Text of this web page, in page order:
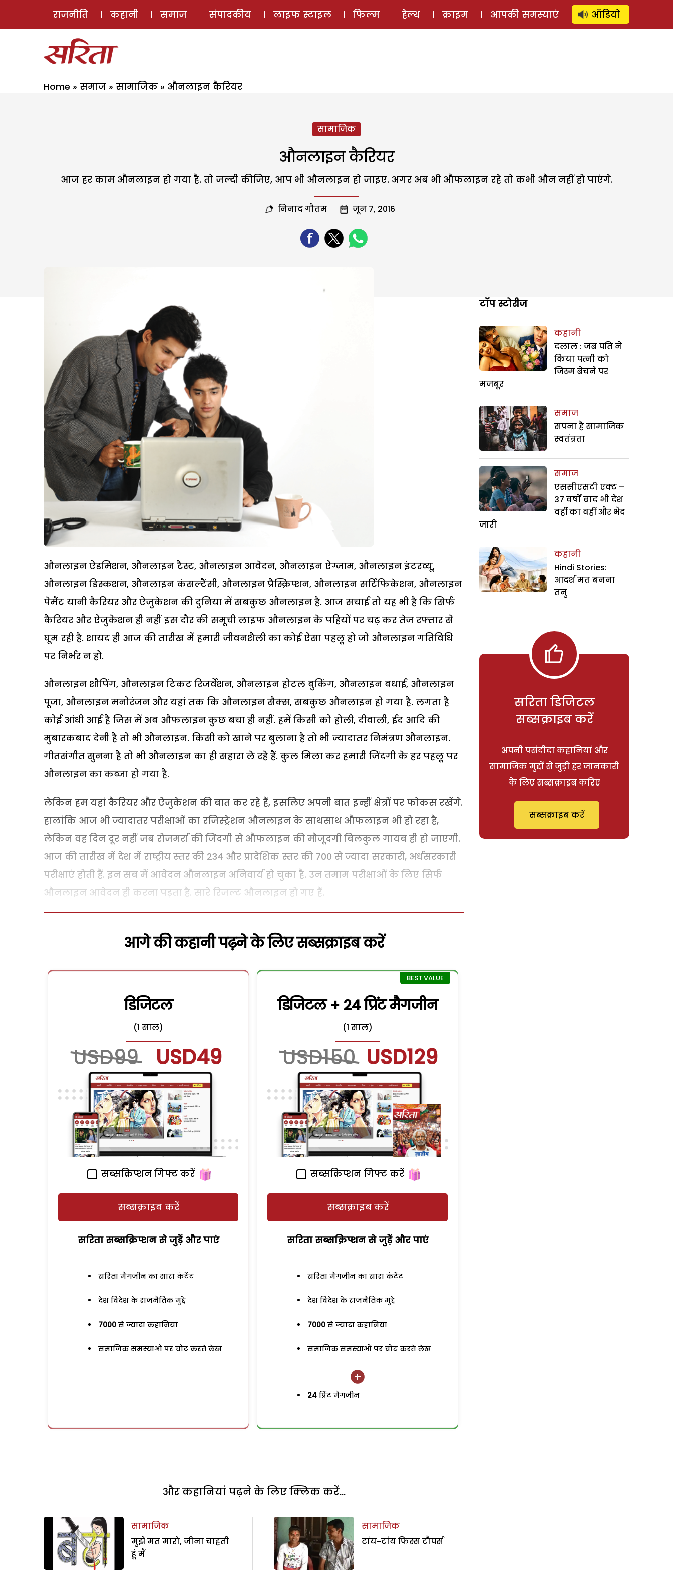
ई-मैगज़ीन ऑडियो स्टोरी लॉग इन ⚲ SUBSCRIBE
राजनीति कहानी समाज संपादकीय लाइफ स्टाइल फिल्म हेल्थ क्राइम आपकी समस्याएं ऑडियो
Home » समाज » सामाजिक » औनलाइन कैरियर
सामाजिक
औनलाइन कैरियर
आज हर काम औनलाइन हो गया है. तो जल्दी कीजिए, आप भी औनलाइन हो जाइए. अगर अब भी औफलाइन रहे तो कभी औन नहीं हो पाएंगे.
निनाद गौतम जून 7, 2016
औनलाइन ऐडमिशन, औनलाइन टैस्ट, औनलाइन आवेदन, औनलाइन ऐग्जाम, औनलाइन इंटरव्यू,
औनलाइन डिस्कशन, औनलाइन कंसल्टैंसी, औनलाइन प्रैस्क्रिप्शन, औनलाइन सर्टिफिकेशन, औनलाइन
पेमैंट यानी कैरियर और ऐजुकेशन की दुनिया में सबकुछ औनलाइन है. आज सचाई तो यह भी है कि सिर्फ
कैरियर और ऐजुकेशन ही नहीं इस दौर की समूची लाइफ औनलाइन के पहियों पर चढ़ कर तेज रफ्तार से
घूम रही है. शायद ही आज की तारीख में हमारी जीवनशैली का कोई ऐसा पहलू हो जो औनलाइन गतिविधि
पर निर्भर न होे.
औनलाइन शौपिंग, औनलाइन टिकट रिजर्वेशन, औनलाइन होटल बुकिंग, औनलाइन बधाई, औनलाइन
पूजा, औनलाइन मनोरंजन और यहां तक कि औनलाइन सैक्स, सबकुछ औनलाइन हो गया है. लगता है
कोई आंधी आई है जिस में अब औफलाइन कुछ बचा ही नहीं. हमें किसी को होली, दीवाली, ईद आदि की
मुबारकबाद देनी है तो भी औनलाइन. किसी को खाने पर बुलाना है तो भी ज्यादातर निमंत्रण औनलाइन.
गीतसंगीत सुनना है तो भी औनलाइन का ही सहारा ले रहे हैं. कुल मिला कर हमारी जिंदगी के हर पहलू पर
औनलाइन का कब्जा हो गया है.
लेकिन हम यहां कैरियर और ऐजुकेशन की बात कर रहे हैं, इसलिए अपनी बात इन्हीं क्षेत्रों पर फोकस रखेंगे.
हालांकि आज भी ज्यादातर परीक्षाओं का रजिस्ट्रेशन औनलाइन के साथसाथ औफलाइन भी हो रहा है,
लेकिन वह दिन दूर नहीं जब रोजमर्रा की जिंदगी से औफलाइन की मौजूदगी बिलकुल गायब ही हो जाएगी.
आज की तारीख में देश में राष्ट्रीय स्तर की 234 और प्रादेशिक स्तर की 700 से ज्यादा सरकारी, अर्धसरकारी
परीक्षाएं होती हैं. इन सब में आवेदन औनलाइन अनिवार्य हो चुका है. उन तमाम परीक्षाओं के लिए सिर्फ
औनलाइन आवेदन ही करना पड़ता है. सारे रिजल्ट औनलाइन हो गए हैं.
आगे की कहानी पढ़ने के लिए सब्सक्राइब करें
डिजिटल
(1 साल)
USD99 USD49
सब्सक्रिप्शन गिफ्ट करें
सब्सक्राइब करें
सरिता सब्सक्रिप्शन से जुड़ेें और पाएं
सरिता मैगजीन का सारा कंटेंट
देश विदेश के राजनैतिक मुद्दे
7000 से ज्यादा कहानियां
समाजिक समस्याओं पर चोट करते लेख
डिजिटल + 24 प्रिंट मैगजीन
(1 साल)
USD150 USD129
सब्सक्रिप्शन गिफ्ट करें
सब्सक्राइब करें
सरिता सब्सक्रिप्शन से जुड़ेें और पाएं
सरिता मैगजीन का सारा कंटेंट
देश विदेश के राजनैतिक मुद्दे
7000 से ज्यादा कहानियां
समाजिक समस्याओं पर चोट करते लेख
24 प्रिंट मैगजीन
और कहानियां पढ़ने के लिए क्लिक करें...
सामाजिक
मुझे मत मारो, जीना चाहती
हूं मैं
सामाजिक
टांय-टांय फिस्स टौपर्स
टॉप स्टोरीज
कहानी
दलाल : जब पति ने
किया पत्नी को
जिस्म बेचने पर
मजबूर
समाज
सपना है सामाजिक
स्वतंत्रता
समाज
एससीएसटी एक्ट –
37 वर्षों बाद भी देश
वहीं का वहीं और भेद
जारी
कहानी
Hindi Stories:
आदर्श मत बनना
तनु
सरिता डिजिटल
सब्सक्राइब करें
अपनी पसंदीदा कहानियां और
सामाजिक मुद्दों से जुड़ी हर जानकारी
के लिए सब्सक्राइब करिए
सब्सक्राइब करें